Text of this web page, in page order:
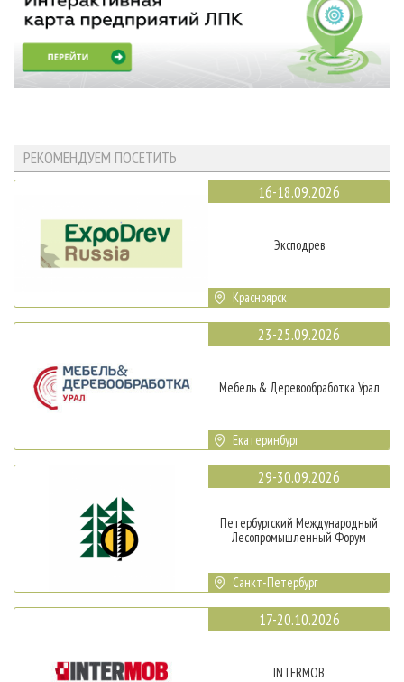
РЕКОМЕНДУЕМ ПОСЕТИТЬ
16-18.09.2026
Эксподрев
Красноярск
23-25.09.2026
Мебель & Деревообработка Урал
Екатеринбург
29-30.09.2026
Петербургский Международный
Лесопромышленный Форум
Санкт-Петербург
17-20.10.2026
INTERMOB